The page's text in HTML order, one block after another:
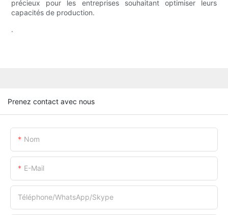
précieux pour les entreprises souhaitant optimiser leurs
capacités de production.
.
Prenez contact avec nous
Nom
E-Mail
Téléphone/WhatsApp/Skype